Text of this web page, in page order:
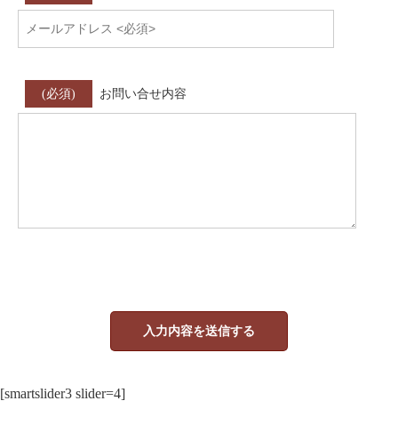
(必須) お問い合せ内容
[smartslider3 slider=4]